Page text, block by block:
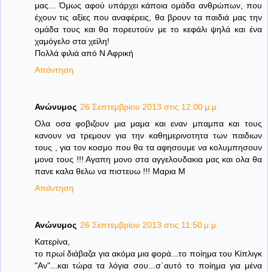
μας... Όμως αφού υπάρχει κάποια ομάδα ανθρώπων, που
έχουν τις αξίες που αναφέρεις, θα βρουν τα παιδιά μας την
ομάδα τους και θα πορευτούν με το κεφάλι ψηλά και ένα
χαμόγελο στα χείλη!
Πολλά φιλιά από Ν Αφρική
Απάντηση
Ανώνυμος 26 Σεπτεμβρίου 2013 στις 12:00 μ.μ.
Ολα οσα φοβιζουν μια μαμα και εναν μπαμπα και τους
κανουν να τρεμουν για την καθημερινοτητα των παιδιων
τους , για τον κοσμο που θα τα αφησουμε να κολυμπησουν
μονα τους !!! Αγαπη μονο στα αγγελουδακια μας και ολα θα
πανε καλα θελω να πιστευω !!! Μαρια Μ
Απάντηση
Ανώνυμος 26 Σεπτεμβρίου 2013 στις 11:50 μ.μ.
Κατερίνα,
το πρωί διάβαζα για ακόμα μια φορά...το ποίημα του Κίπλιγκ
"Αν"...και τώρα τα λόγια σου...σ΄αυτό το ποίημα για μένα